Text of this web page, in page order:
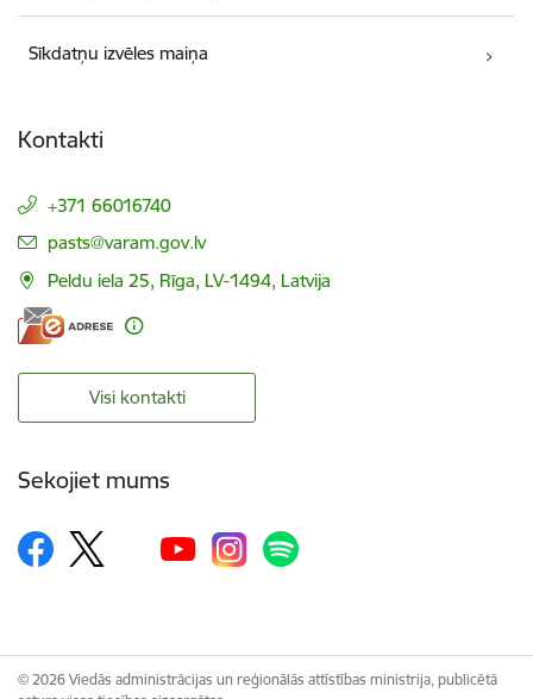
Sīkdatņu izvēles maiņa
Kontakti
+371 66016740
E-pasts:
pasts@varam.gov.lv
Peldu iela 25, Rīga, LV-1494, Latvija
Visi kontakti
Sekojiet mums
© 2026 Viedās administrācijas un reģionālās attīstības ministrija, publicētā